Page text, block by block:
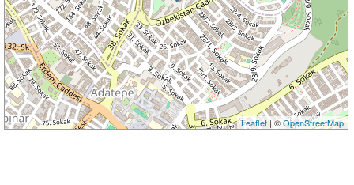
Leaflet| ©OpenStreetMap